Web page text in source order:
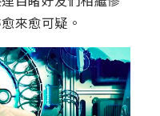
來愈可疑。